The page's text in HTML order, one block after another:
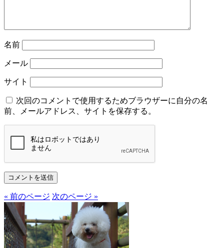
名前
メール
サイト
次回のコメントで使用するためブラウザーに自分の名
前、メールアドレス、サイトを保存する。
« 前のページ 次のページ »